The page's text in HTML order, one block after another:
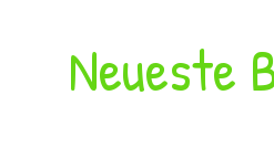
Neueste